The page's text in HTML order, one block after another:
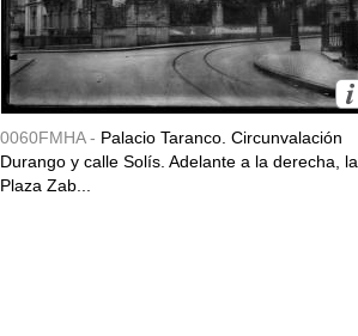
0060FMHA - Palacio Taranco. Circunvalación
Durango y calle Solís. Adelante a la derecha, la
Plaza Zab...